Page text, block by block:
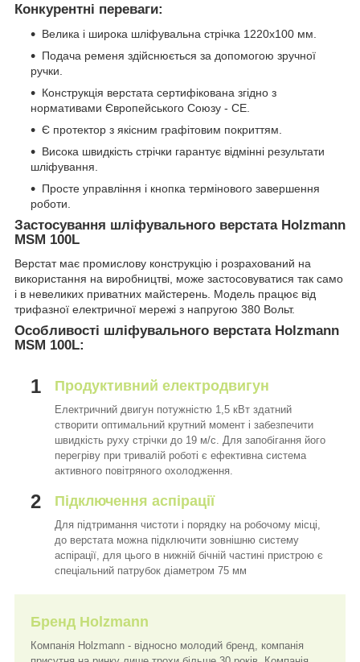
Конкурентні переваги:
Велика і широка шліфувальна стрічка 1220х100 мм.
Подача ременя здійснюється за допомогою зручної
ручки.
Конструкція верстата сертифікована згідно з
нормативами Європейського Союзу - СЕ.
Є протектор з якісним графітовим покриттям.
Висока швидкість стрічки гарантує відмінні результати
шліфування.
Просте управління і кнопка термінового завершення
роботи.
Застосування шліфувального верстата Holzmann
MSM 100L
Верстат має промислову конструкцію і розрахований на
використання на виробництві, може застосовуватися так само
і в невеликих приватних майстерень. Модель працює від
трифазної електричної мережі з напругою 380 Вольт.
Особливості шліфувального верстата Holzmann
MSM 100L:
1 Продуктивний електродвигун
Електричний двигун потужністю 1,5 кВт здатний
створити оптимальний крутний момент і забезпечити
швидкість руху стрічки до 19 м/с. Для запобігання його
перегріву при тривалій роботі є ефективна система
активного повітряного охолодження.
2 Підключення аспірації
Для підтримання чистоти і порядку на робочому місці,
до верстата можна підключити зовнішню систему
аспірації, для цього в нижній бічній частині пристрою є
спеціальний патрубок діаметром 75 мм
Бренд Holzmann
Компанія Holzmann - відносно молодий бренд, компанія